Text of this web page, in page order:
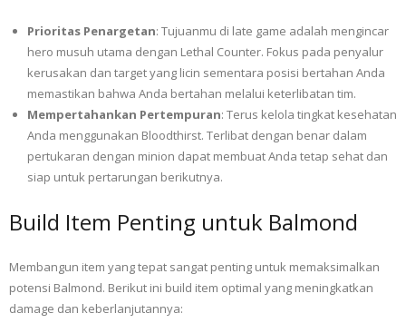
Prioritas Penargetan: Tujuanmu di late game adalah mengincar
hero musuh utama dengan Lethal Counter. Fokus pada penyalur
kerusakan dan target yang licin sementara posisi bertahan Anda
memastikan bahwa Anda bertahan melalui keterlibatan tim.
Mempertahankan Pertempuran: Terus kelola tingkat kesehatan
Anda menggunakan Bloodthirst. Terlibat dengan benar dalam
pertukaran dengan minion dapat membuat Anda tetap sehat dan
siap untuk pertarungan berikutnya.
Build Item Penting untuk Balmond
Membangun item yang tepat sangat penting untuk memaksimalkan
potensi Balmond. Berikut ini build item optimal yang meningkatkan
damage dan keberlanjutannya: